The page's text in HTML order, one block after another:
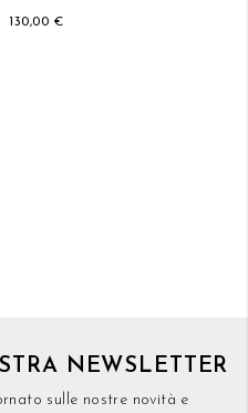
130,00 €
NEWSLETTER
sulle nostre novità e